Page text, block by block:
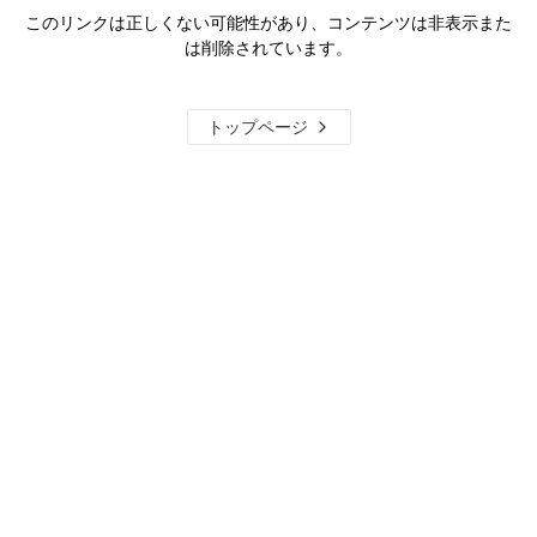
このリンクは正しくない可能性があり、コンテンツは非表示また
は削除されています。
トップページ